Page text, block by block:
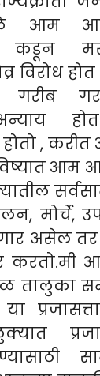
आदमी
कडून
विरोध
गरीब
, करीत
आम
मोर्चे,
असेल
तालुका